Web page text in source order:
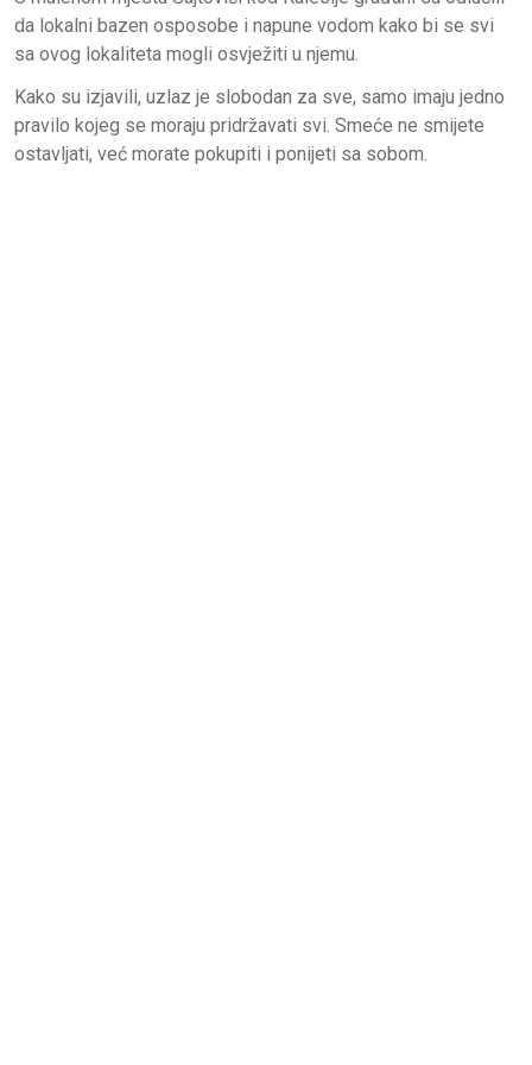
da lokalni bazen osposobe i napune vodom kako bi se svi
sa ovog lokaliteta mogli osvježiti u njemu.
Kako su izjavili, uzlaz je slobodan za sve, samo imaju jedno
pravilo kojeg se moraju pridržavati svi. Smeće ne smijete
ostavljati, već morate pokupiti i ponijeti sa sobom.